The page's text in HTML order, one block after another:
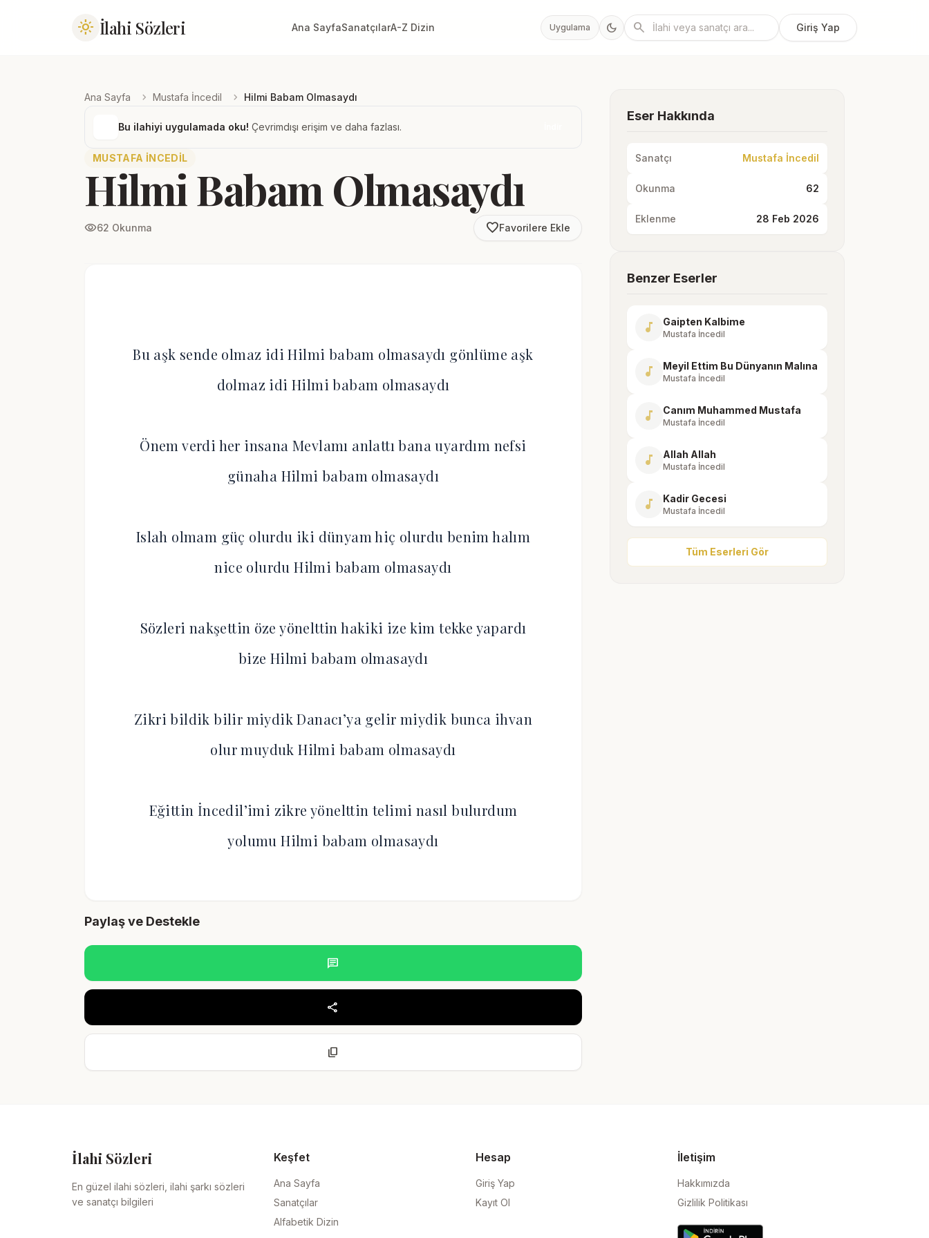
light_mode İlahi Sözleri Ana SayfaSanatçılarA-Z Dizin Uygulama dark_mode search Giriş Yap
Ana Sayfa chevron_right Mustafa İncedil chevron_right Hilmi Babam Olmasaydı
Bu ilahiyi uygulamada oku! Çevrimdışı erişim ve daha fazlası.
MUSTAFA İNCEDIL
Hilmi Babam Olmasaydı
visibility62 Okunma favorite_borderFavorilere Ekle
Bu aşk sende olmaz idi Hilmi babam olmasaydı gönlüme aşk
dolmaz idi Hilmi babam olmasaydı
Önem verdi her insana Mevlamı anlattı bana uyardım nefsi
günaha Hilmi babam olmasaydı
Islah olmam güç olurdu iki dünyam hiç olurdu benim halım
nice olurdu Hilmi babam olmasaydı
Sözleri nakşettin öze yönelttin hakiki ize kim tekke yapardı
bize Hilmi babam olmasaydı
Zikri bildik bilir miydik Danacı’ya gelir miydik bunca ihvan
olur muyduk Hilmi babam olmasaydı
Eğittin İncedil’imi zikre yönelttin telimi nasıl bulurdum
yolumu Hilmi babam olmasaydı
Paylaş ve Destekle
chat
share
content_copy
Eser Hakkında
Sanatçı Mustafa İncedil
Okunma 62
Eklenme 28 Feb 2026
Benzer Eserler
music_note Gaipten Kalbime
Mustafa İncedil
music_note Meyil Ettim Bu Dünyanın Malına
Mustafa İncedil
music_note Canım Muhammed Mustafa
Mustafa İncedil
music_note Allah Allah
Mustafa İncedil
music_note Kadir Gecesi
Mustafa İncedil
Tüm Eserleri Gör
İlahi Sözleri
En güzel ilahi sözleri, ilahi şarkı sözleri
ve sanatçı bilgileri
Keşfet
Ana Sayfa
Sanatçılar
Alfabetik Dizin
Hesap
Giriş Yap
Kayıt Ol
İletişim
Hakkımızda
Gizlilik Politikası